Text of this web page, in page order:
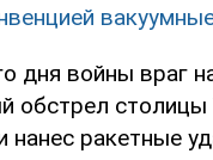
дня войны враг
обстрел
нанес ракетные